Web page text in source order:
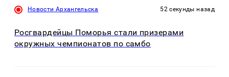
Новости Архангельска 52 секунды назад
Росгвардейцы Поморья стали призерами
окружных чемпионатов по самбо